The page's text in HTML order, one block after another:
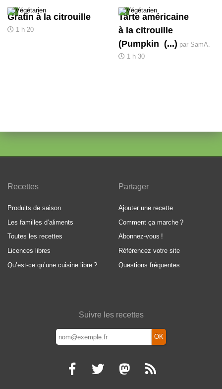
Gratin à la citrouille
1 h 20
Tarte américaine
à la citrouille
(Pumpkin (...) par SamA.
1 h 30
Recettes
Produits de saison
Les familles d’aliments
Toutes les recettes
Licences libres
Qu’est-ce qu’une cuisine libre ?
Partager
Ajouter une recette
Comment ça marche ?
Abonnez-vous !
Référencez votre site
Questions fréquentes
Suivre les recettes
OK